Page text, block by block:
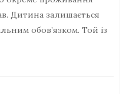
Дитина залишається
обов’язком. Той із